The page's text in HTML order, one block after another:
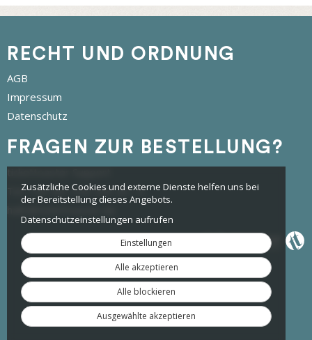
RECHT UND ORDNUNG
AGB
Impressum
Datenschutz
FRAGEN ZUR BESTELLUNG?
Tel.: +49 561 350 296 28 - 0
hallo@tickettoaster.de
Zusätzliche Cookies und externe Dienste helfen uns bei
der Bereitstellung dieses Angebots.
Datenschutzeinstellungen aufrufen
Einstellungen
Alle akzeptieren
Alle blockieren
Ausgewählte akzeptieren